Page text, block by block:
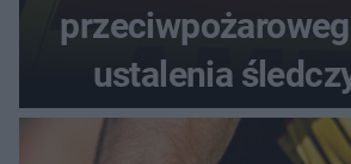
ustalenia
dramatycznej